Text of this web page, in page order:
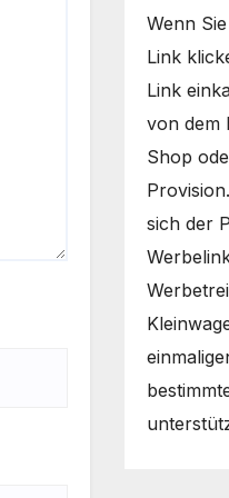
Wenn
Link
Link
von dem
Shop
sich der